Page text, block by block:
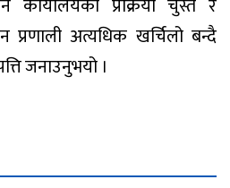
कार्यालयको प्रक्रिया चुस्त र
प्रणाली अत्यधिक खर्चिलो बन्दै
जनाउनुभयो ।